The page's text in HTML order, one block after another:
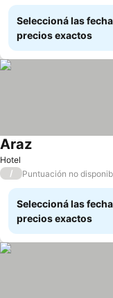
Seleccioná las
precios exactos
Hotel
ArazVer precios
/ Puntuación no
Seleccioná las
precios exactos